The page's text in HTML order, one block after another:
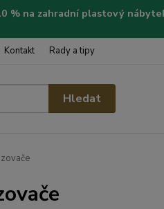
% na zahradní plastový
Kontakt Rady a tipy
Hledat